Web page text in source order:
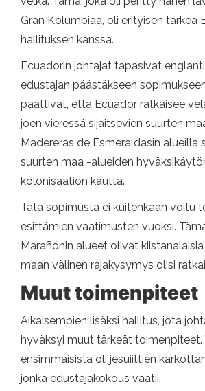
Gran Kolumbiaa, oli erityisen tärkeä
hallituksen kanssa.
Ecuadorin johtajat tapasivat
edustajan päästäkseen
päättivät, että Ecuador ratkaisee
joen vieressä sijaitsevien suurten
Madereras de Esmeraldasin alueilla
suurten maa -alueiden
kolonisaation kautta.
Tätä sopimusta ei kuitenkaan voitu
esittämien vaatimusten vuoksi.
Marañónin alueet olivat
maan välinen rajakysymys olisi
Muut toimenpiteet
Aikaisempien lisäksi hallitus, jota
hyväksyi muut tärkeät toimenpiteet.
ensimmäisistä oli jesuiittien
jonka edustajakokous vaatii.